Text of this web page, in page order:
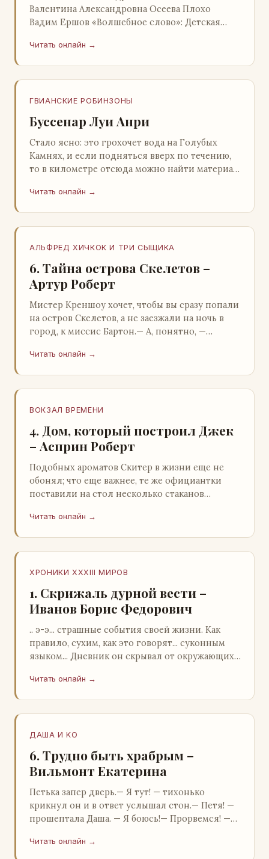
Валентина Александровна Осеева Плохо
Вадим Ершов «Волшебное слово»: Детская
Александровна ОСЕЕВ…
Читать онлайн →
ГВИАНСКИЕ РОБИНЗОНЫ
Буссенар Луи Анри
Стало ясно: это грохочет вода на Голубых
Камнях, и если подняться вверх по течению,
то в километре отсюда можно найти материал
крас…
Читать онлайн →
АЛЬФРЕД ХИЧКОК И ТРИ СЫЩИКА
6. Тайна острова Скелетов –
Артур Роберт
Мистер Креншоу хочет, чтобы вы сразу попали
на остров Скелетов, а не заезжали на ночь в
город, к миссис Бартон.— А, понятно, —
«кризис»…
Читать онлайн →
ВОКЗАЛ ВРЕМЕНИ
4. Дом, который построил Джек
– Асприн Роберт
Подобных ароматов Скитер в жизни еще не
обонял; что еще важнее, те же официантки
поставили на стол несколько стаканов
Скитер опрокин…
Читать онлайн →
ХРОНИКИ XXXIII МИРОВ
1. Скрижаль дурной вести –
Иванов Борис Федорович
.. э-э... страшные события своей жизни. Как
правило, сухим, как это говорят... суконным
языком... Дневник он скрывал от окружающих.
Читать онлайн →
ДАША И KO
6. Трудно быть храбрым –
Вильмонт Екатерина
Петька запер дверь.— Я тут! — тихонько
крикнул он и в ответ услышал стон.— Петя! —
прошептала Даша. — Я боюсь!— Прорвемся! —
…
Читать онлайн →